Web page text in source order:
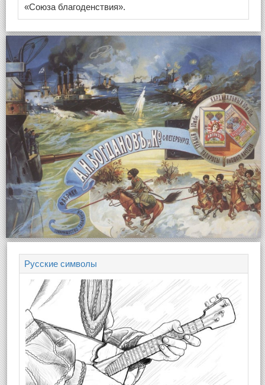
«Союза благоденствия».
Русские символы